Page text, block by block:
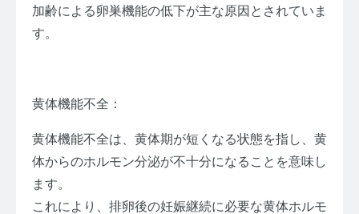
加齢による卵巣機能の低下が主な原因とされていま
す。
黄体機能不全：
黄体機能不全は、黄体期が短くなる状態を指し、黄
体からのホルモン分泌が不十分になることを意味し
ます。
これにより、排卵後の妊娠継続に必要な黄体ホルモ